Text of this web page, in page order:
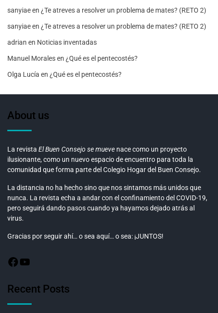
sanyiaeen ¿Te atreves a resolver un problema de mates? (RETO 2)
sanyiaeen ¿Te atreves a resolver un problema de mates? (RETO 2)
adrian en Noticias inventadas
Manuel Moralesen ¿Qué es el pentecostés?
Olga Lucía en ¿Qué es el pentecostés?
About us
La revista El Buen Consejo se mueve nace como un proyecto
ilusionante, como un nuevo espacio de encuentro para toda la
comunidad que forma parte del Colegio Hogar del Buen Consejo.
La distancia no ha hecho sino que nos sintamos más unidos que
nunca. La revista echa a andar con el confinamiento del COVID-19,
pero seguirá dando pasos cuando ya hayamos dejado atrás al
virus.
Gracias por seguir ahí… o sea aquí… o sea: ¡JUNTOS!
Recent Posts